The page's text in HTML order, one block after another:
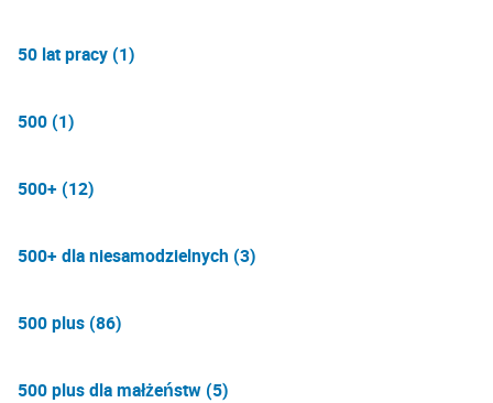
50 lat pracy (1)
500 (1)
500+ (12)
500+ dla niesamodzielnych (3)
500 plus (86)
500 plus dla małżeństw (5)